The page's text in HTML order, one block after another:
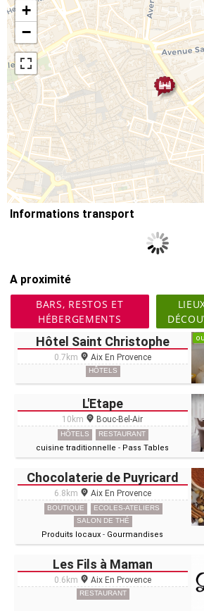
+
−
Informations transport
A proximité
BARS, RESTOS ET
HÉBERGEMENTS
Hôtel Saint Christophe
0.7km Aix En Provence
HÔTELS
L'Etape
10km Bouc-Bel-Air
HÔTELS RESTAURANT
cuisine traditionnelle - Pass Tables
Chocolaterie de Puyricard
6.8km Aix En Provence
BOUTIQUE
ECOLES-ATELIERS
SALON DE THÉ
Produits locaux - Gourmandises
Les Fils à Maman
0.6km Aix En Provence
RESTAURANT